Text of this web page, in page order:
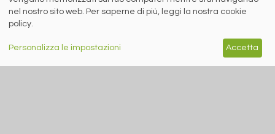
Le interviste di Stefano Gennari (siderweb) a Lorenzo Fava
nel nostro sito web. Per saperne di più, leggi la nostra cookie
policy.
Personalizza le impostazioni Accetta